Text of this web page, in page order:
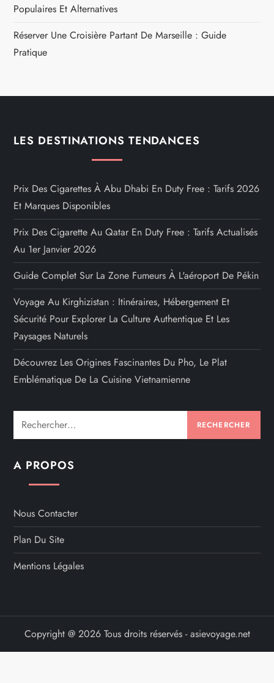
Populaires Et Alternatives
Réserver Une Croisière Partant De Marseille : Guide
Pratique
LES DESTINATIONS TENDANCES
Prix Des Cigarettes À Abu Dhabi En Duty Free : Tarifs 2026
Et Marques Disponibles
Prix Des Cigarette Au Qatar En Duty Free : Tarifs Actualisés
Au 1er Janvier 2026
Guide Complet Sur La Zone Fumeurs À L'aéroport De Pékin
Voyage Au Kirghizistan : Itinéraires, Hébergement Et
Sécurité Pour Explorer La Culture Authentique Et Les
Paysages Naturels
Découvrez Les Origines Fascinantes Du Pho, Le Plat
Emblématique De La Cuisine Vietnamienne
Rechercher :
A PROPOS
Nous Contacter
Plan Du Site
Mentions Légales
Copyright @ 2026 Tous droits réservés - asievoyage.net